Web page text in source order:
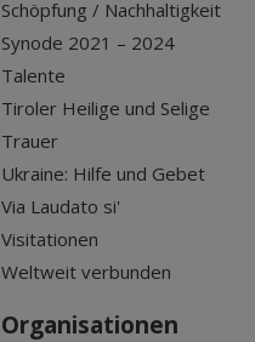
Schöpfung / Nachhaltigkeit
Synode 2021 – 2024
Talente
Tiroler Heilige und Selige
Trauer
Ukraine: Hilfe und Gebet
Via Laudato si'
Visitationen
Weltweit verbunden
Organisationen